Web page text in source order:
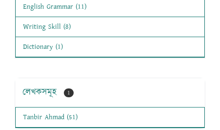
English Grammar (11)
Writing Skill (8)
Dictionary (1)
লেখকসমূহ 1
Tanbir Ahmad (51)